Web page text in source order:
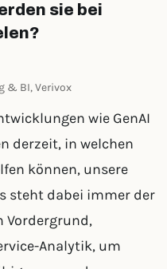
sie bei
& BI, Verivox
wie GenAI
derzeit, in welchen
können, unsere
steht dabei immer der
Vordergrund,
Analytik, um